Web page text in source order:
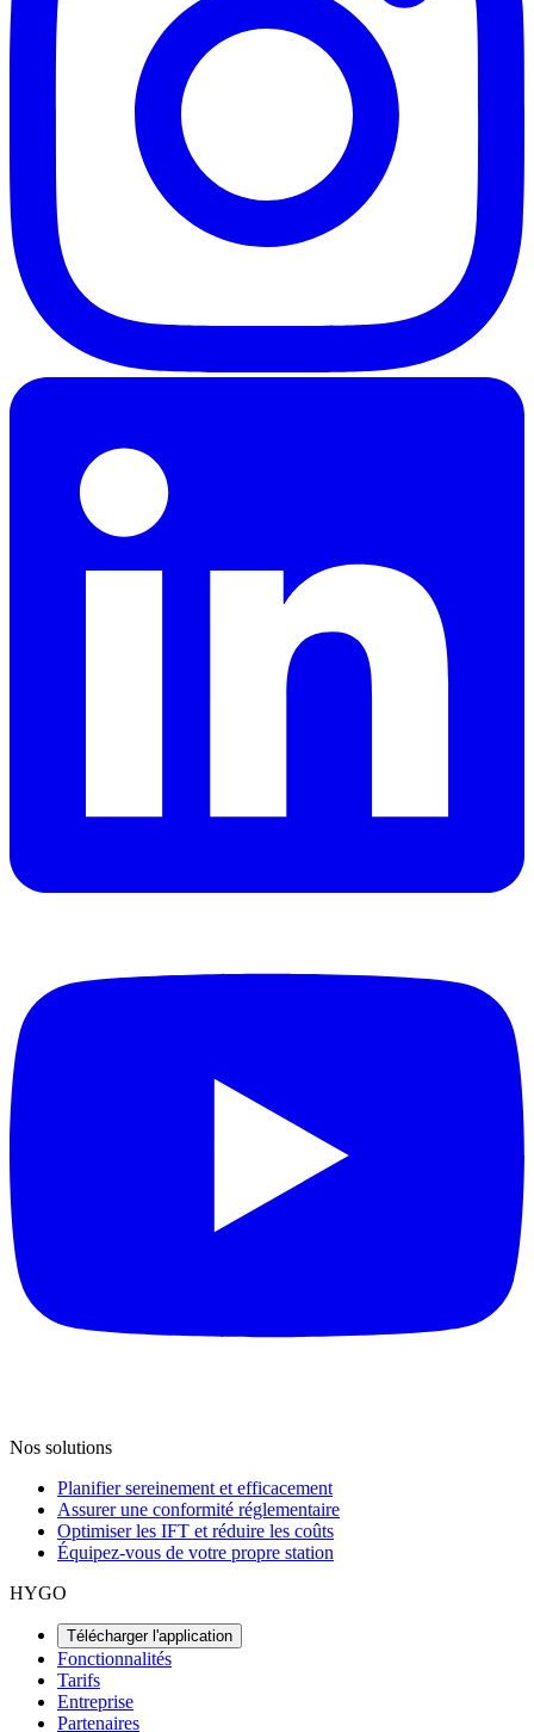
Nos solutions
Planifier sereinement et efficacement
Assurer une conformité réglementaire
Optimiser les IFT et réduire les coûts
Équipez-vous de votre propre station
HYGO
Télécharger l'application
Fonctionnalités
Tarifs
Entreprise
Partenaires